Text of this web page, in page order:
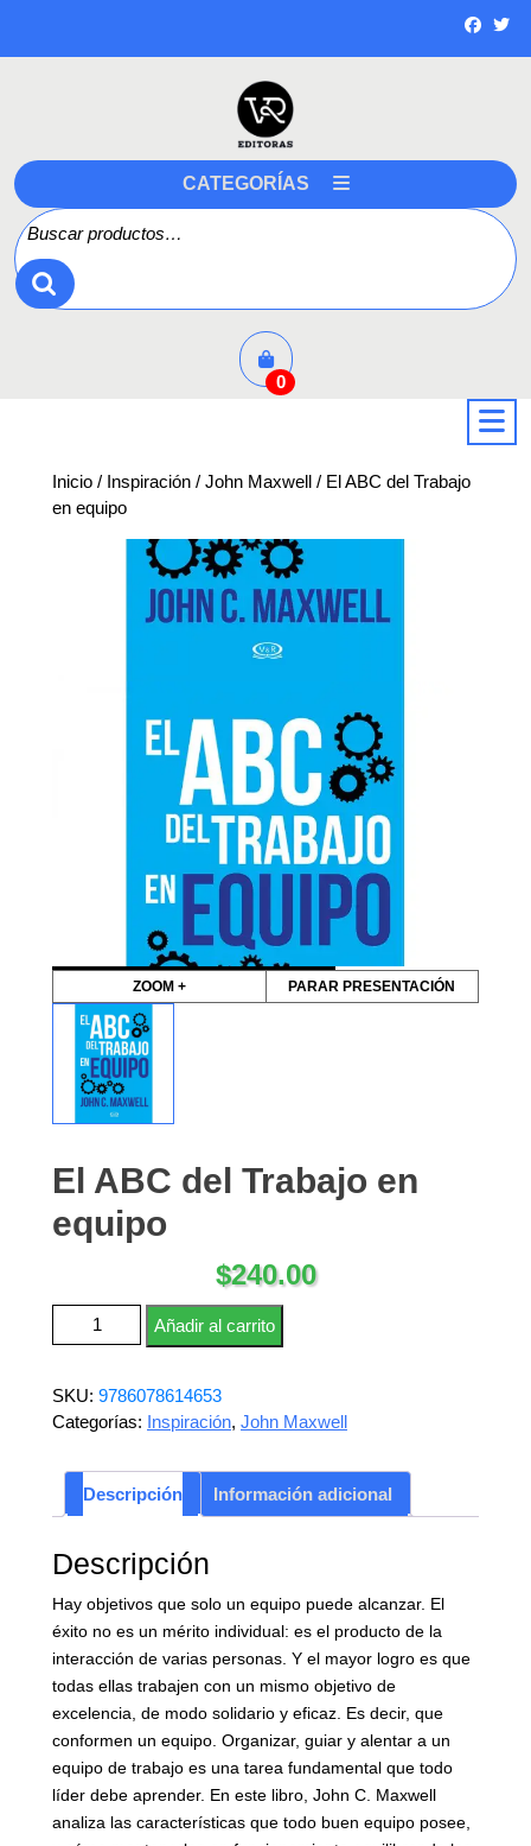
contenido
CATEGORÍAS
Buscar por:
0
Inicio / Inspiración / John Maxwell / El ABC del Trabajo
en equipo
ZOOM + PARAR PRESENTACIÓN
El ABC del Trabajo en
equipo
$240.00
El ABC del Trabajo en equipo cantidad
Añadir al carrito
SKU: 9786078614653
Categorías: Inspiración, John Maxwell
Descripción Información adicional
Descripción
Hay objetivos que solo un equipo puede alcanzar. El
éxito no es un mérito individual: es el producto de la
interacción de varias personas. Y el mayor logro es que
todas ellas trabajen con un mismo objetivo de
excelencia, de modo solidario y eficaz. Es decir, que
conformen un equipo. Organizar, guiar y alentar a un
equipo de trabajo es una tarea fundamental que todo
líder debe aprender. En este libro, John C. Maxwell
analiza las características que todo buen equipo posee,